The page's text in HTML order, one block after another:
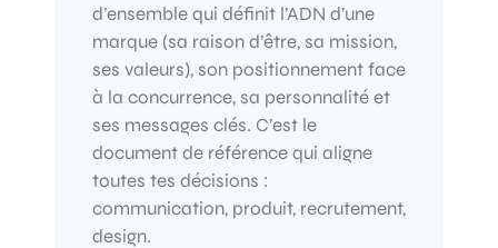
d’ensemble qui définit l’ADN d’une
marque (sa raison d’être, sa mission,
ses valeurs), son positionnement face
à la concurrence, sa personnalité et
ses messages clés. C’est le
document de référence qui aligne
toutes tes décisions :
communication, produit, recrutement,
design.